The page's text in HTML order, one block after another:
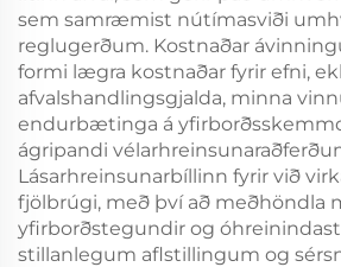
sem samræmist nútímasviði
reglugerðum. Kostnaðar
formi lægra kostnaðar fyrir efni,
afvalshandlingsgjalda, minna
endurbætinga á
ágripandi
Lásarhreinsunarbíllinn fyrir við
fjölbrúgi, með því að meðhöndla
yfirborðstegundir og
stillanlegum aflstillingum og